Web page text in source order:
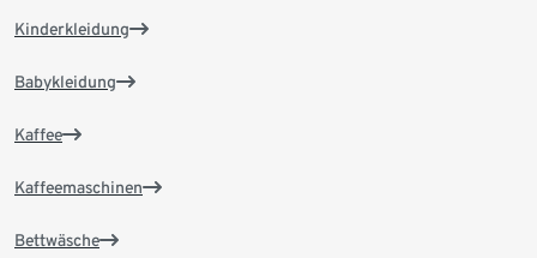
Kinderkleidung
Babykleidung
Kaffee
Kaffeemaschinen
Bettwäsche